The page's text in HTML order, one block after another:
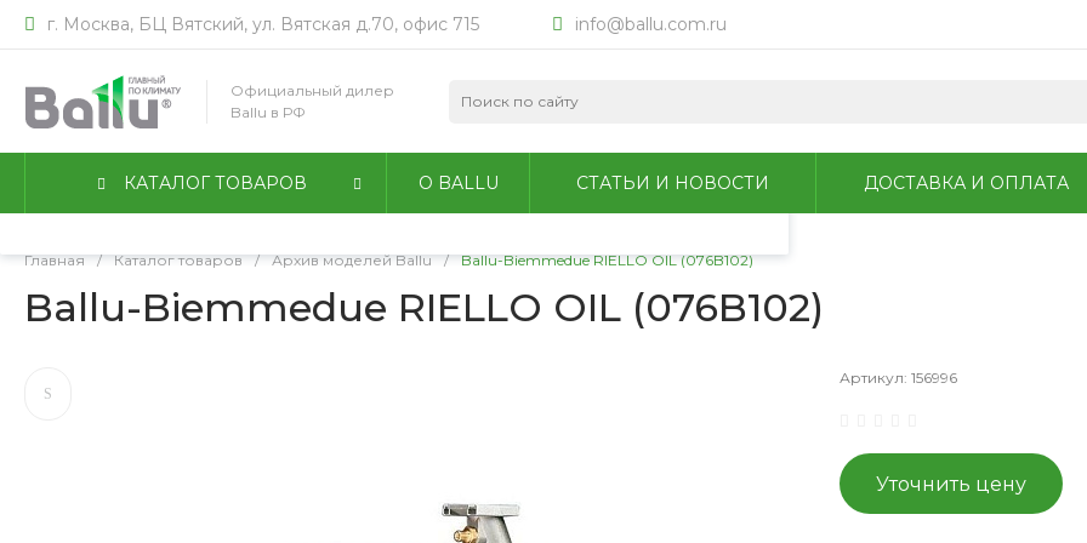
работы сайта. Оставаясь на сайте, вы соглашаетесь с
конфиденциальности.
Принимаю Подробнее
г. Москва, БЦ Вятский, ул. Вятская д.70, офис 715 info@ballu.com.ru
Официальный дилер
Ballu в РФ
КАТАЛОГ ТОВАРОВ О BALLU СТАТЬИ И НОВОСТИ ДОСТАВКА И ОПЛАТА
Главная / Каталог товаров / Архив моделей Ballu / Ballu-Biemmedue RIELLO OIL (076B102)
Ballu-Biemmedue RIELLO OIL (076B102)
Артикул: 156996
Уточнить цену